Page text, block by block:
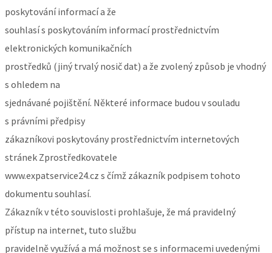
poskytování informací a že
souhlasí s poskytováním informací prostřednictvím
elektronických komunikačních
prostředků (jiný trvalý nosič dat) a že zvolený způsob je vhodný
s ohledem na
sjednávané pojištění. Některé informace budou v souladu
s právními předpisy
zákazníkovi poskytovány prostřednictvím internetových
stránek Zprostředkovatele
www.expatservice24.cz s čímž zákazník podpisem tohoto
dokumentu souhlasí.
Zákazník v této souvislosti prohlašuje, že má pravidelný
přístup na internet, tuto službu
pravidelně využívá a má možnost se s informacemi uvedenými